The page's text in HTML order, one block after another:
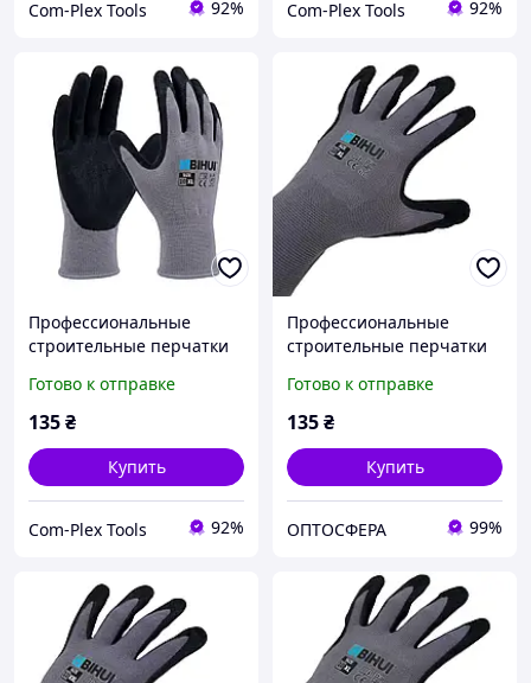
Com-Plex Tools 92% Com-Plex Tools 92%
Профессиональные
строительные перчатки
(TGDXL)
Готово к отправке
135₴
Купить
Com-Plex Tools 92%
Профессиональные
строительные перчатки
(TGDXL)
Готово к отправке
135₴
Купить
ОПТОСФЕРА 99%